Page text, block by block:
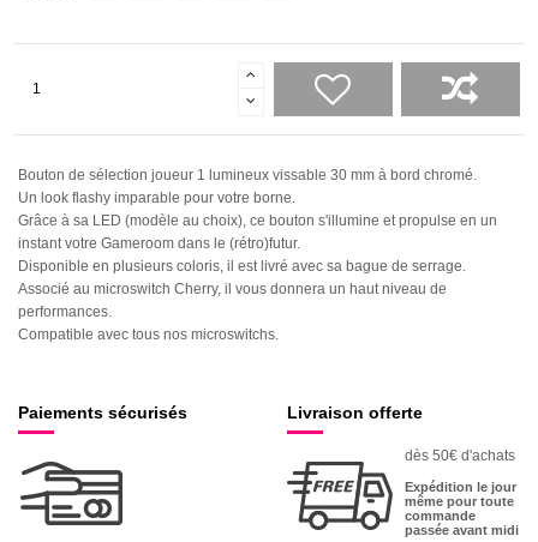
Bouton de sélection joueur 1 lumineux vissable 30 mm à bord chromé.
Un look flashy imparable pour votre borne.
Grâce à sa LED (modèle au choix), ce bouton s'illumine et propulse en un
instant votre Gameroom dans le (rétro)futur.
Disponible en plusieurs coloris, il est livré avec sa bague de serrage.
Associé au microswitch Cherry, il vous donnera un haut niveau de
performances.
Compatible avec tous nos microswitchs.
Paiements sécurisés Livraison offerte
dès 50€ d'achats
Expédition le jour
même pour toute
commande
passée avant midi